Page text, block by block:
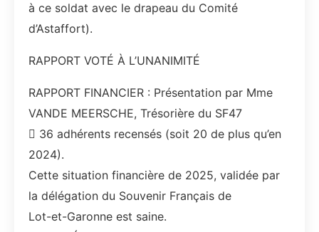
à ce soldat avec le drapeau du Comité
d’Astaffort).
RAPPORT VOTÉ À L’UNANIMITÉ
RAPPORT FINANCIER : Présentation par Mme
VANDE MEERSCHE, Trésorière du SF47
 36 adhérents recensés (soit 20 de plus qu’en
2024).
Cette situation financière de 2025, validée par
la délégation du Souvenir Français de
Lot-et-Garonne est saine.